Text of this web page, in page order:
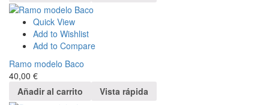
Quick View
Add to Wishlist
Add to Compare
Ramo modelo Baco
40,00 €
Añadir al carrito
Vista rápida